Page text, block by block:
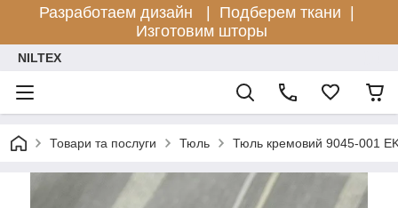
Разработаем дизайн |
Подберем ткани |
Изготовим шторы
NILTEX
Товари та послуги Тюль Тюль кремовий 9045-001